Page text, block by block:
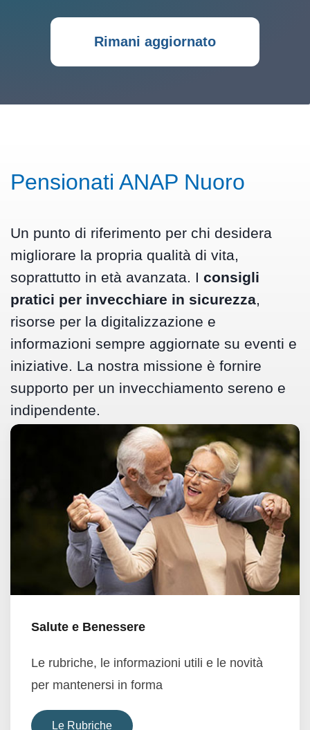
Rimani aggiornato
Pensionati ANAP Nuoro
Un punto di riferimento per chi desidera
migliorare la propria qualità di vita,
soprattutto in età avanzata. I consigli
pratici per invecchiare in sicurezza,
risorse per la digitalizzazione e
informazioni sempre aggiornate su eventi e
iniziative. La nostra missione è fornire
supporto per un invecchiamento sereno e
indipendente.
Salute e Benessere
Le rubriche, le informazioni utili e le novità
per mantenersi in forma
Le Rubriche